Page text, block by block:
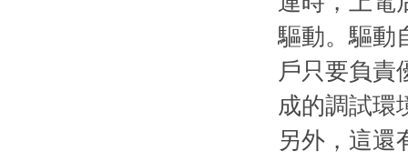
驅動。驅動
戶只要負責
成的調試環
另外，這還